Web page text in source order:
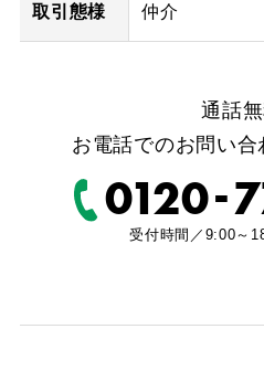
取引態様 仲介
通話無
お電話でのお問い合
0120-
受付時間／9:00～